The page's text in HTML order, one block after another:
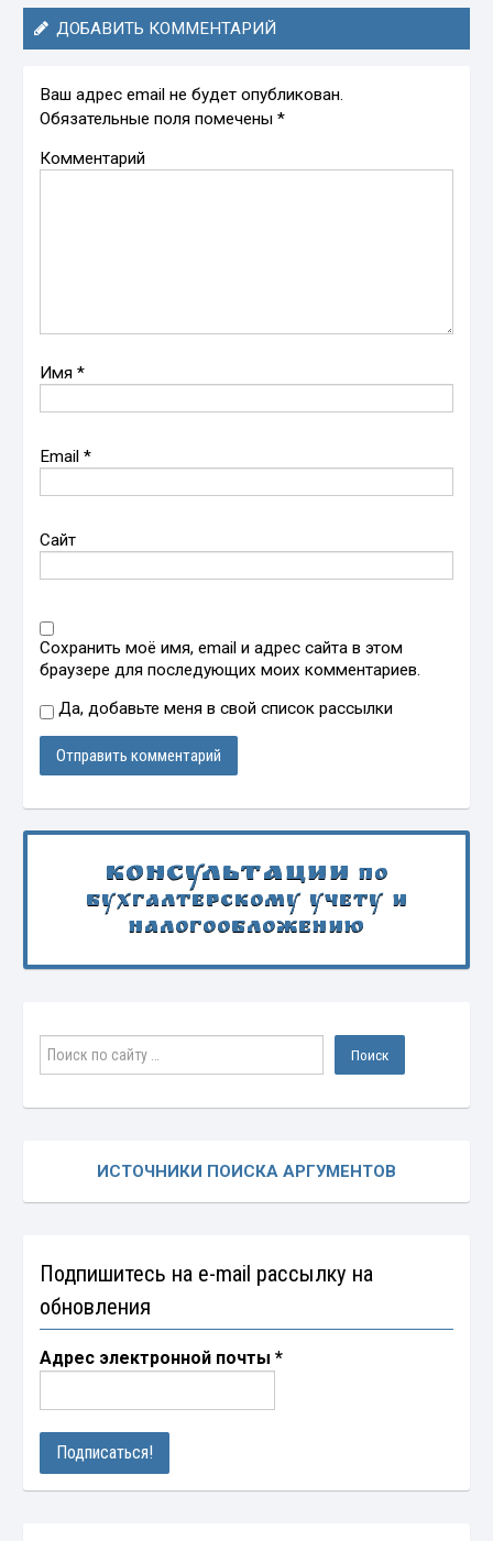
ДОБАВИТЬ КОММЕНТАРИЙ
Ваш адрес email не будет опубликован.
Обязательные поля помечены*
Комментарий
Имя*
Email*
Сайт
Сохранить моё имя, email и адрес сайта в этом
браузере для последующих моих комментариев.
Да, добавьте меня в свой список рассылки
Консультации по
бухгалтерскому учету и
налогообложению
ИСТОЧНИКИ ПОИСКА АРГУМЕНТОВ
Подпишитесь на e-mail рассылку на
обновления
Адрес электронной почты*